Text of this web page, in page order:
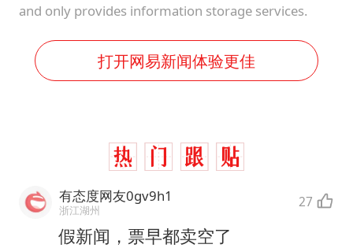
and only provides information storage services.
打开网易新闻体验更佳
有态度网友0gv9h1
浙江湖州 27
假新闻，票早都卖空了